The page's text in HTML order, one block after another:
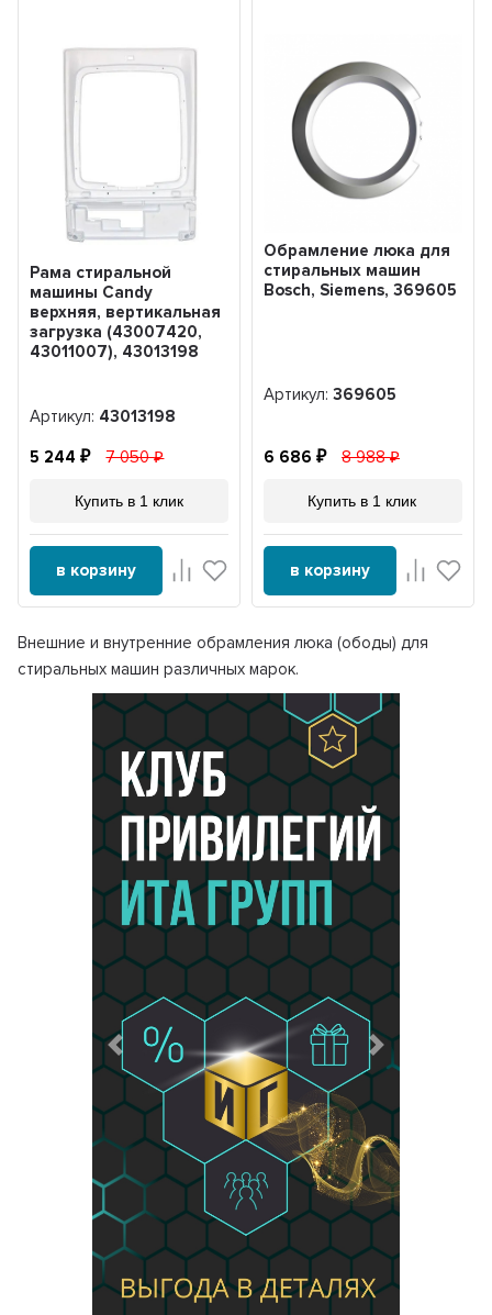
Предыдущий Следующий
Рама стиральной
машины Candy
верхняя, вертикальная
загрузка (43007420,
43011007), 43013198
Артикул: 43013198
5 244 7 050
Купить в 1 клик
в корзину
Обрамление люка для
стиральных машин
Bosch, Siemens, 369605
Артикул: 369605
6 686 8 988
Купить в 1 клик
в корзину
Внешние и внутренние обрамления люка (ободы) для
стиральных машин различных марок.